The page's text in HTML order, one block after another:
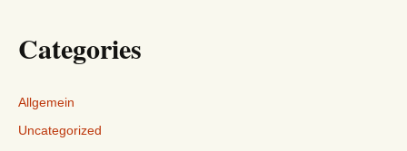
Categories
Allgemein
Uncategorized